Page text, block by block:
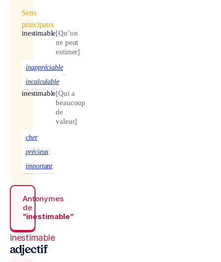
Sens
principaux
inestimable[Qu’on
ne peut
estimer]
inappréciable
incalculable
inestimable[Qui a
beaucoup
de
valeur]
cher
précieux
important
Antonymes
de
“inestimable“
inestimable
adjectif